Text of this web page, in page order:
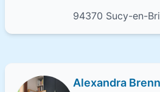
94370 Sucy-en-
Alexandra